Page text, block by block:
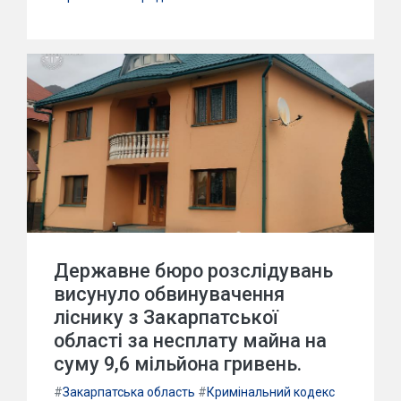
Державне бюро розслідувань
висунуло обвинувачення
ліснику з Закарпатської
області за несплату майна на
суму 9,6 мільйона гривень.
#Закарпатська область #Кримінальний кодекс